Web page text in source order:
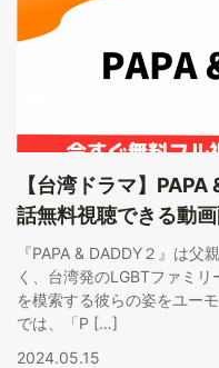
【台湾ドラマ】
話無料視聴できる動
『PAPA & DADDY２』は
く、台湾発のLGBTファミリ
を模索する彼らの姿をユー
では、「P […]
2024.05.15